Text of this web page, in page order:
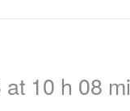
10 h 08